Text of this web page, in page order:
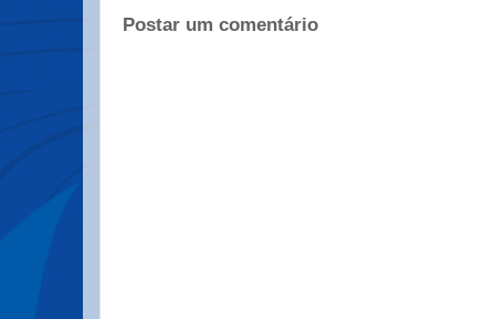
Postar um comentário